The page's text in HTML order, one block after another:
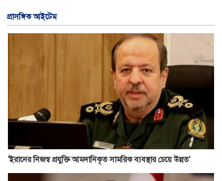
প্রাসঙ্গিক আইটেম
'ইরানের নিজস্ব প্রযুক্তি আমদানিকৃত সামরিক ব্যবস্থার চেয়ে উন্নত'